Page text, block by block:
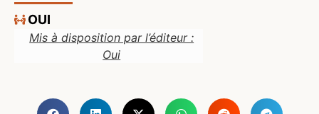
OUI
Mis à disposition par l’éditeur :
Oui